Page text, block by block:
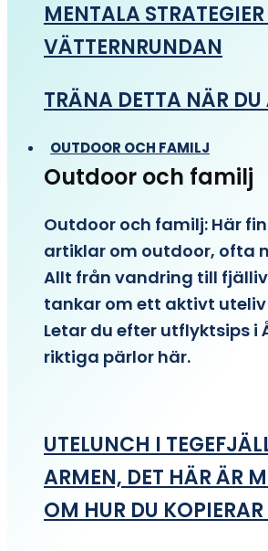
MENTALA
VÄTTERNRUNDAN
TRÄNA DETTA NÄR DU
OUTDOOR OCH FAMILJ
Outdoor och familj
Outdoor och familj: Här
artiklar om outdoor, ofta
Allt från vandring till
tankar om ett aktivt
Letar du efter utflyktsips i
riktiga pärlor här.
UTELUNCH I
ARMEN, DET HÄR ÄR
OM HUR DU